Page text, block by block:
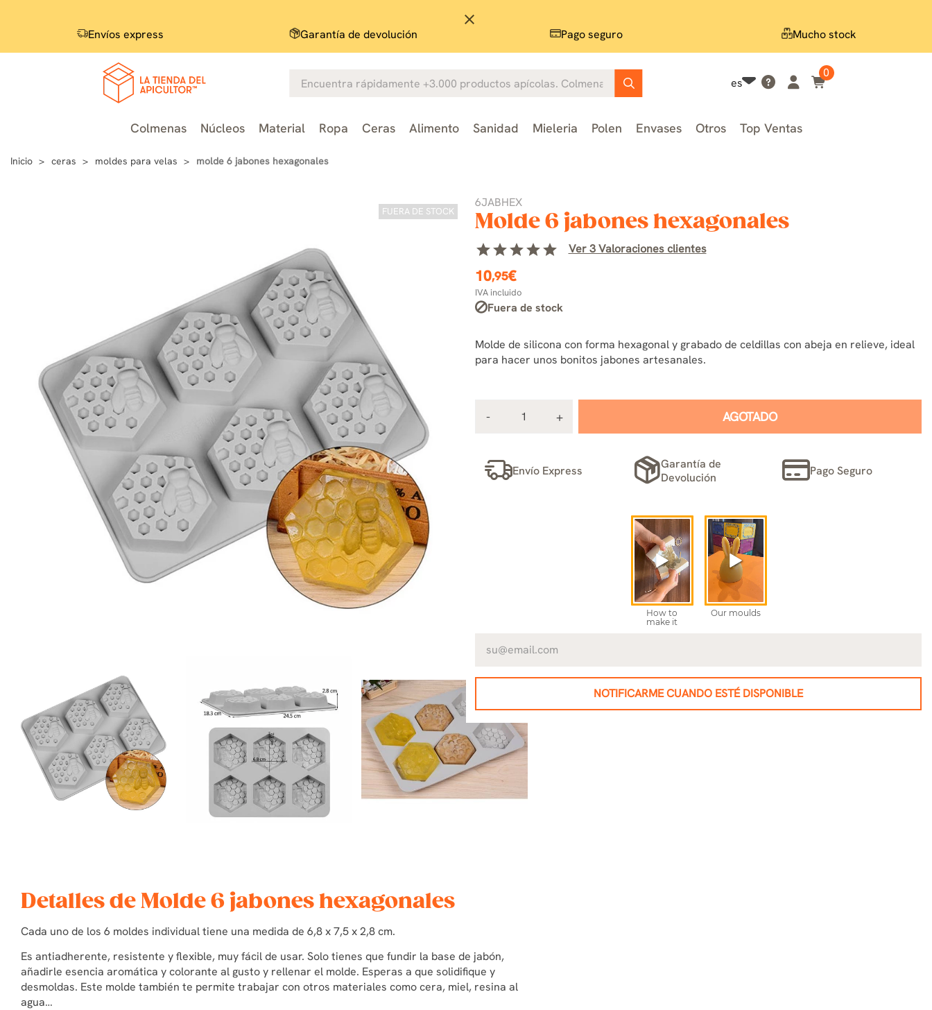
close
Envíos express Garantía de devolución Pago seguro Mucho stock
es
0
Colmenas Núcleos Material Ropa Ceras Alimento Sanidad Mieleria Polen Envases Otros Top Ventas
Inicio ceras moldes para velas molde 6 jabones hexagonales
6JABHEX
Molde 6 jabones hexagonales
starstarstarstarstar Ver 3 Valoraciones clientes
FUERA DE STOCK
10,95€
IVA incluido
Fuera de stock
Molde de silicona con forma hexagonal y grabado de celdillas con abeja en relieve, ideal
para hacer unos bonitos jabones artesanales.
AGOTADO
Envío Express
Garantía de
Devolución
Pago Seguro
NOTIFICARME CUANDO ESTÉ DISPONIBLE
Detalles de Molde 6 jabones hexagonales
Cada uno de los 6 moldes individual tiene una medida de 6,8 x 7,5 x 2,8 cm.
Es antiadherente, resistente y flexible, muy fácil de usar. Solo tienes que fundir la base de jabón,
añadirle esencia aromática y colorante al gusto y rellenar el molde. Esperas a que solidifique y
desmoldas. Este molde también te permite trabajar con otros materiales como cera, miel, resina al
agua…